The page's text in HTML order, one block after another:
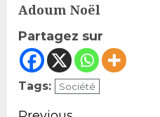
Adoum Noël
Partagez sur
Tags: Société